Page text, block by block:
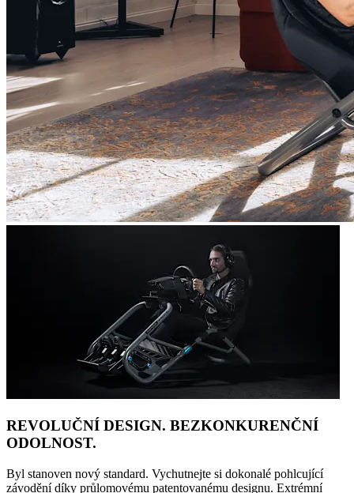
REVOLUČNÍ DESIGN. BEZKONKURENČNÍ
ODOLNOST.
Byl stanoven nový standard. Vychutnejte si dokonalé pohlcující
závodění díky průlomovému patentovanému designu. Extrémní